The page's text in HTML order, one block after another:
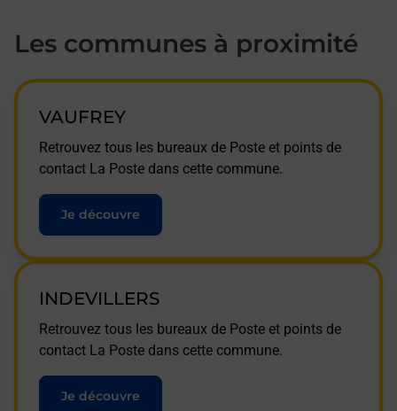
Les communes à proximité
VAUFREY
Retrouvez tous les bureaux de Poste et points de
contact La Poste dans cette commune.
Je découvre
INDEVILLERS
Retrouvez tous les bureaux de Poste et points de
contact La Poste dans cette commune.
Je découvre